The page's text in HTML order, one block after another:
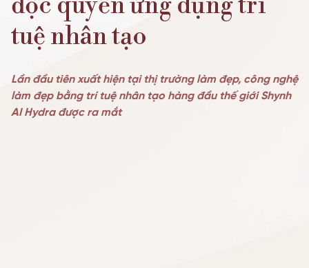
TẮM TRẮNG
TƯ VẤN
tuệ nhân tạo
Lần đầu tiên xuất hiện tại thị trường làm đẹp, công nghệ
làm đẹp bằng trí tuệ nhân tạo hàng đầu thế giới Shynh
AI Hydra được ra mắt